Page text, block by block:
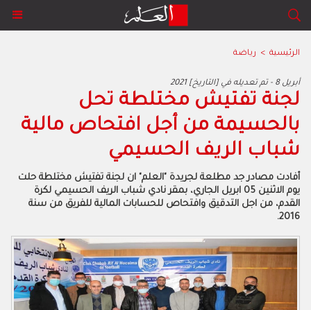
الرئيسية > رياضة
2021 أبريل 8 - تم تعديله في [التاريخ]
لجنة تفتيش مختلطة تحل
بالحسيمة من أجل افتحاص مالية
شباب الريف الحسيمي
أفادت مصادر جد مطلعة لجريدة "العلم" ان لجنة تفتيش مختلطة حلت
يوم الاثنين 05 ابريل الجاري، بمقر نادي شباب الريف الحسيمي لكرة
القدم، من اجل التدقيق وافتحاص للحسابات المالية للفريق من سنة
2016.